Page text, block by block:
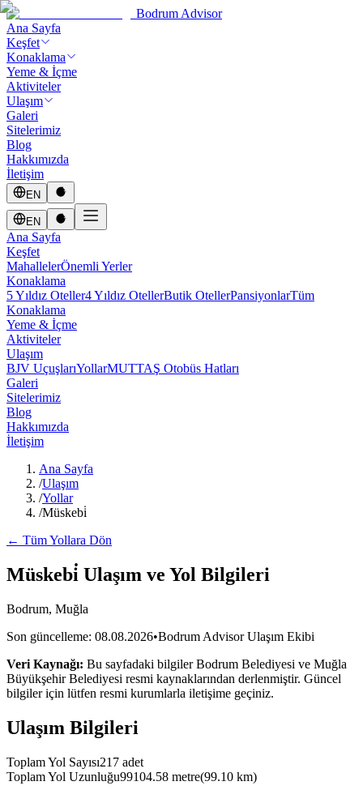
Bodrum Advisor
Ana Sayfa
Keşfet
Konaklama
Yeme & İçme
Aktiviteler
Ulaşım
Galeri
Sitelerimiz
Blog
Hakkımızda
İletişim
EN
EN
Ana Sayfa
Keşfet
MahallelerÖnemli Yerler
Konaklama
5 Yıldız Oteller4 Yıldız OtellerButik OtellerPansiyonlarTüm
Konaklama
Yeme & İçme
Aktiviteler
Ulaşım
BJV UçuşlarıYollarMUTTAŞ Otobüs Hatları
Galeri
Sitelerimiz
Blog
Hakkımızda
İletişim
Ana Sayfa
/Ulaşım
/Yollar
/Müskebi̇
← Tüm Yollara Dön
Müskebi̇ Ulaşım ve Yol Bilgileri
Bodrum, Muğla
Son güncelleme: 08.08.2026•Bodrum Advisor Ulaşım Ekibi
Veri Kaynağı: Bu sayfadaki bilgiler Bodrum Belediyesi ve Muğla
Büyükşehir Belediyesi resmi kaynaklarından derlenmiştir. Güncel
bilgiler için lütfen resmi kurumlarla iletişime geçiniz.
Ulaşım Bilgileri
Toplam Yol Sayısı217 adet
Toplam Yol Uzunluğu99104.58 metre(99.10 km)